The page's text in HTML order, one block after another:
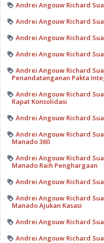
Andrei Angouw Richard
Andrei Angouw Richard
Andrei Angouw Richard
Andrei Angouw Richard
Andrei Angouw Richard
Penandatanganan Pakta
Andrei Angouw Richard
Rapat Konsolidasi
Andrei Angouw Richard
Andrei Angouw Richard
Manado 360
Andrei Angouw Richard
Manado Raih Penghargaan
Andrei Angouw Richard
Andrei Angouw Richard
Manado Ajukan Kasasi
Andrei Angouw Richard
Andrei Angouw Richard